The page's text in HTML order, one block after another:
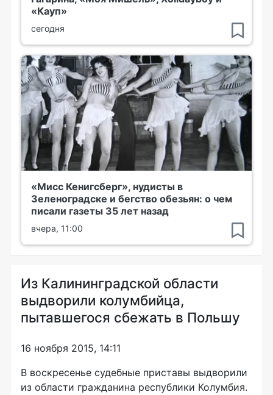
«Кауп»
сегодня
«Мисс Кенигсберг», нудисты в
Зеленоградске и бегство обезьян: о чем
писали газеты 35 лет назад
вчера, 11:00
Из Калининградской области
выдворили колумбийца,
пытавшегося сбежать в Польшу
16 ноября 2015, 14:11
В воскресенье судебные приставы выдворили
из области гражданина республики Колумбия.